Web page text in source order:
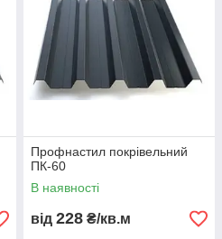
Профнастил покрівельний
ПК-60
В наявності
від 228 ₴/кв.м